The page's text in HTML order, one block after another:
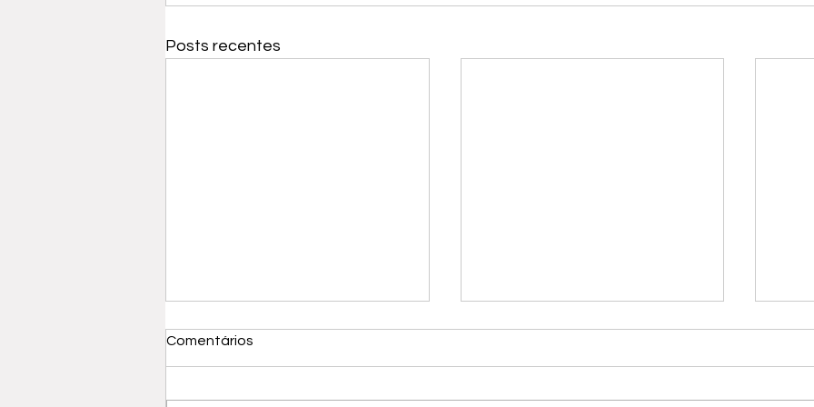
Posts recentes
Comentários